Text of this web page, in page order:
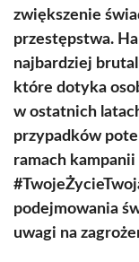
zwiększenie
przestępstwa.
najbardziej
które dotyka
w ostatnich
przypadków
ramach
podejmowania
uwagi na